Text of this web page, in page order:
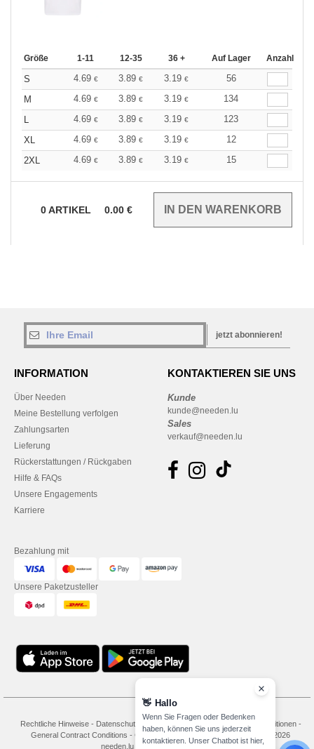
Größe 1-11 12-35 36 + Auf Lager Anzahl
S 4.69 € 3.89 € 3.19 €
56
M
4.69 € 3.89 € 3.19 €
134
L
4.69 € 3.89 € 3.19 €
123
XL
4.69 € 3.89 € 3.19 €
12
2XL
4.69 € 3.89 € 3.19 € 15
0ARTIKEL 0.00 €
jetzt abonnieren!
INFORMATION
Über Needen
Meine Bestellung verfolgen
Zahlungsarten
Lieferung
Rückerstattungen / Rückgaben
Hilfe & FAQs
Unsere Engagements
Karriere
KONTAKTIEREN SIE UNS
Kunde
kunde@needen.lu
Sales
verkauf@needen.lu
Bezahlung mit
Unsere Paketzusteller
Rechtliche Hinweise- Datenschutzbestimmungen - Bedingungen und Konditionen-
General Contract Conditions - Cookie-Richtlinie Site Map
Copyright 2026
needen.lu - Alle Rechte vorbehalten
👋 Hallo
Wenn Sie Fragen oder Bedenken
haben, können Sie uns jederzeit
kontaktieren. Unser Chatbot ist hier,